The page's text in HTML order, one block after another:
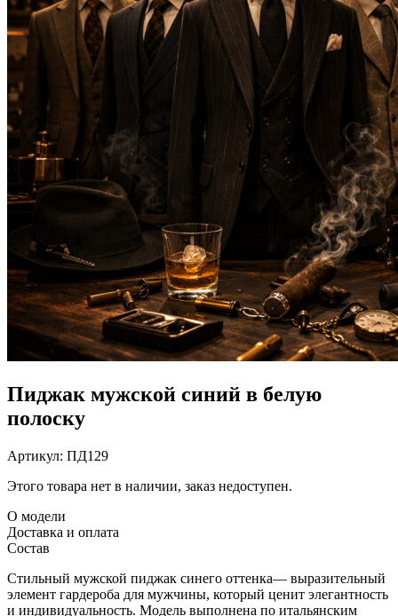
Пиджак мужской синий в белую
полоску
Артикул: ПД129
Этого товара нет в наличии, заказ недоступен.
О модели
Доставка и оплата
Состав
Стильный мужской пиджак синего оттенка— выразительный
элемент гардероба для мужчины, который ценит элегантность
и индивидуальность. Модель выполнена по итальянским